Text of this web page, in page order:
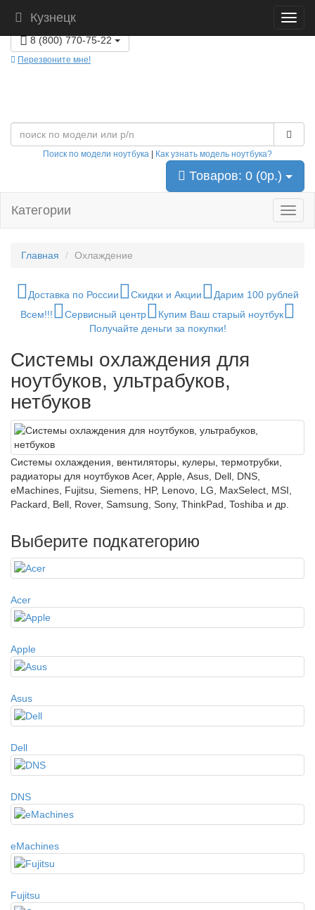
КузнецкПункты выдачи товаров г.Кузнецк
8 (800) 770-75-22
Перезвоните мне!
Поиск по модели ноутбука Как узнать модель ноутбука?
Товаров: 0 (0р.)
Категории
Главная Охлаждение
Доставка по России Скидки и Акции
Дарим 100 рублей
Всем!!!
Сервисный центр
Купим Ваш старый ноутбук
Получайте деньги за покупки!
Системы охлаждения для
ноутбуков, ультрабуков,
нетбуков
Системы охлаждения, вентиляторы, кулеры, термотрубки,
радиаторы для ноутбуков Acer, Apple, Asus, Dell, DNS,
eMachines, Fujitsu, Siemens, HP, Lenovo, LG, MaxSelect, MSI,
Packard, Bell, Rover, Samsung, Sony, ThinkPad, Toshiba и др.
Выберите подкатегорию
Acer
Apple
Asus
Dell
DNS
eMachines
Fujitsu